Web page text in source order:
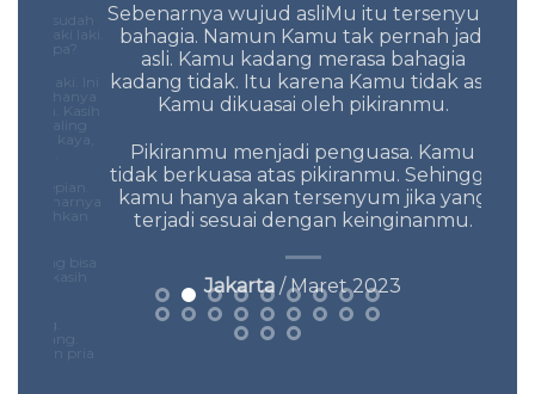
sudah
laki laki.
laki. Ini
hanya
Kasih
paling
kaya,
bisa
kasih
pria
Sebenarnya wujud asliMu itu tersenyum
bahagia. Namun Kamu tak pernah jadi
asli. Kamu kadang merasa bahagia
kadang tidak. Itu karena Kamu tidak asli.
Kamu dikuasai oleh pikiranmu.
Pikiranmu menjadi penguasa. Kamu
tidak berkuasa atas pikiranmu. Sehingga
kamu hanya akan tersenyum jika yang
terjadi sesuai dengan keinginanmu.
Jakarta/ Maret 2023
Kita